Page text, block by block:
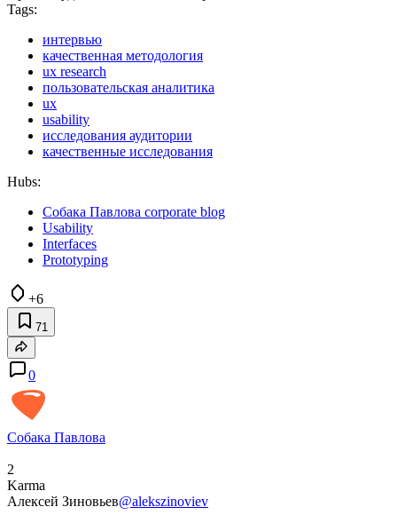
Tags:
интервью
качественная методология
ux research
пользовательская аналитика
ux
usability
исследования аудитории
качественные исследования
Hubs:
Собака Павлова corporate blog
Usability
Interfaces
Prototyping
+6
71
0
Собака Павлова
2
Karma
Алексей Зиновьев@alekszinoviev